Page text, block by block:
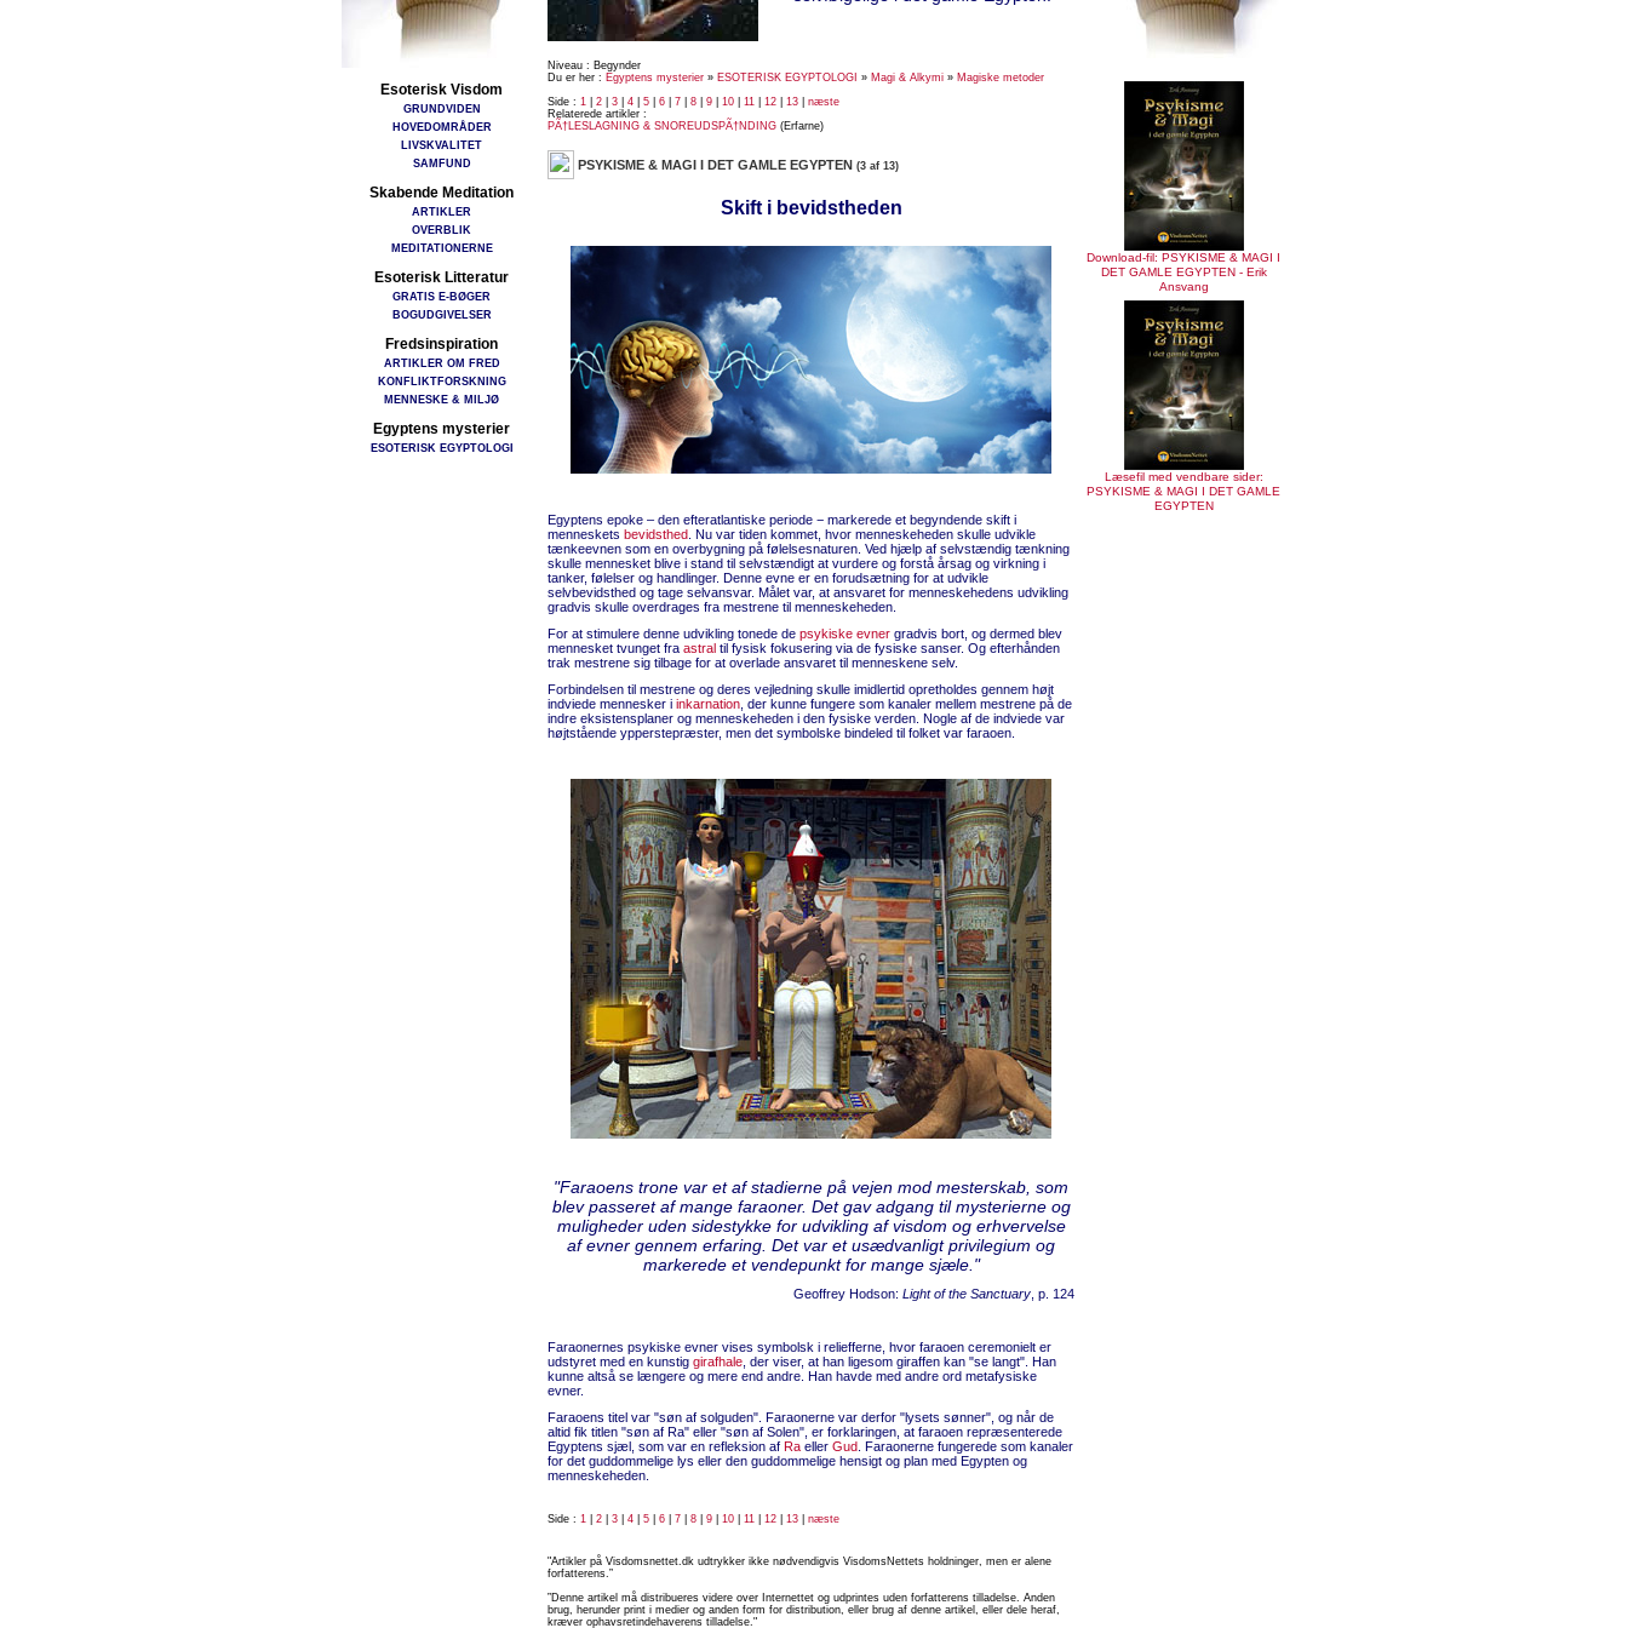
Esoterisk Visdom
GRUNDVIDEN
HOVEDOMRÅDER
LIVSKVALITET
SAMFUND
Skabende Meditation
ARTIKLER
OVERBLIK
MEDITATIONERNE
Esoterisk Litteratur
GRATIS E-BØGER
BOGUDGIVELSER
Fredsinspiration
ARTIKLER OM FRED
KONFLIKTFORSKNING
MENNESKE & MILJØ
Egyptens mysterier
ESOTERISK EGYPTOLOGI
Niveau : Begynder
Du er her : Egyptens mysterier » ESOTERISK EGYPTOLOGI » Magi & Alkymi » Magiske metoder
Side : 1 2 3 4 5 6 7 8 9 10 11 12 13
næste
Relaterede artikler :
PÃ†LESLAGNING & SNOREUDSPÃ†NDING (Erfarne)
PSYKISME & MAGI I DET GAMLE EGYPTEN (3 af 13)
Skift i bevidstheden
Egyptens epoke – den efteratlantiske periode − markerede et begyndende skift i
menneskets bevidsthed . Nu var tiden kommet, hvor menneskeheden skulle udvikle
tænkeevnen som en overbygning på følelsesnaturen. Ved hjælp af selvstændig tænkning
skulle mennesket blive i stand til selvstændigt at vurdere og forstå årsag og virkning i
tanker, følelser og handlinger. Denne evne er en forudsætning for at udvikle
selvbevidsthed og tage selvansvar. Målet var, at ansvaret for menneskehedens udvikling
gradvis skulle overdrages fra mestrene til menneskeheden.
For at stimulere denne udvikling tonede de psykiske evner gradvis bort, og dermed blev
mennesket tvunget fra astral til fysisk fokusering via de fysiske sanser. Og efterhånden
trak mestrene sig tilbage for at overlade ansvaret til menneskene selv.
Forbindelsen til mestrene og deres vejledning skulle imidlertid opretholdes gennem højt
indviede mennesker i inkarnation , der kunne fungere som kanaler mellem mestrene på de
indre eksistensplaner og menneskeheden i den fysiske verden. Nogle af de indviede var
højtstående ypperstepræster, men det symbolske bindeled til folket var faraoen.
"Faraoens trone var et af stadierne på vejen mod mesterskab, som
blev passeret af mange faraoner. Det gav adgang til mysterierne og
muligheder uden sidestykke for udvikling af visdom og erhvervelse
af evner gennem erfaring. Det var et usædvanligt privilegium og
markerede et vendepunkt for mange sjæle."
Geoffrey Hodson: Light of the Sanctuary , p. 124
Faraonernes psykiske evner vises symbolsk i reliefferne, hvor faraoen ceremonielt er
udstyret med en kunstig girafhale , der viser, at han ligesom giraffen kan "se langt". Han
kunne altså se længere og mere end andre. Han havde med andre ord metafysiske
evner.
Faraoens titel var "søn af solguden". Faraonerne var derfor "lysets sønner", og når de
altid fik titlen "søn af Ra" eller "søn af Solen", er forklaringen, at faraoen repræsenterede
Egyptens sjæl, som var en refleksion af Ra eller Gud . Faraonerne fungerede som kanaler
for det guddommelige lys eller den guddommelige hensigt og plan med Egypten og
menneskeheden.
Side : 1 2 3 4 5 6 7 8 9 10 11 12 13 næste
"Artikler på Visdomsnettet.dk udtrykker ikke nødvendigvis VisdomsNettets holdninger, men er alene
forfatterens.”
”Denne artikel må distribueres videre over Internettet og udprintes uden forfatterens tilladelse. Anden
brug, herunder print i medier og anden form for distribution, eller brug af denne artikel, eller dele heraf,
kræver ophavsretindehaverens tilladelse."
Download-fil: PSYKISME & MAGI I
DET GAMLE EGYPTEN - Erik
Ansvang
Læsefil med vendbare sider:
PSYKISME & MAGI I DET GAMLE
EGYPTEN